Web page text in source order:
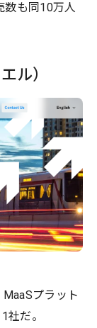
数も同10万人
ル）
プラット
社だ。